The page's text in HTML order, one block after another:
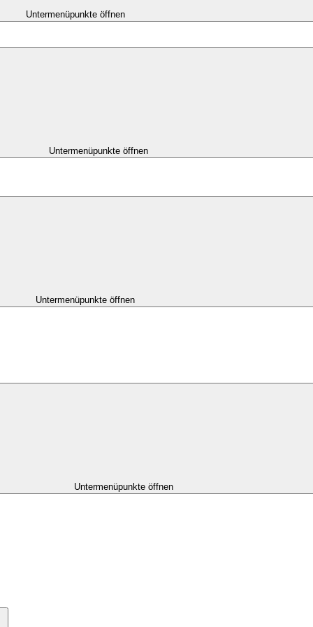
Untermenüpunkte öffnen
Untermenüpunkte öffnen
Untermenüpunkte öffnen
Untermenüpunkte öffnen